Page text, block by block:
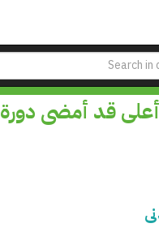
قد أمضى دورة